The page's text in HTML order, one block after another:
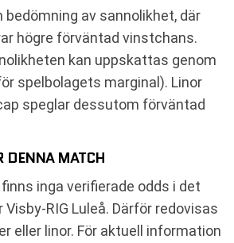
bedömning av sannolikhet, där
högre förväntad vinstchans.
kan uppskattas genom
spelbolagets marginal). Linor
speglar dessutom förväntad
DENNA MATCH
inga verifierade odds i det
RIG Luleå. Därför redovisas
eller linor. För aktuell information